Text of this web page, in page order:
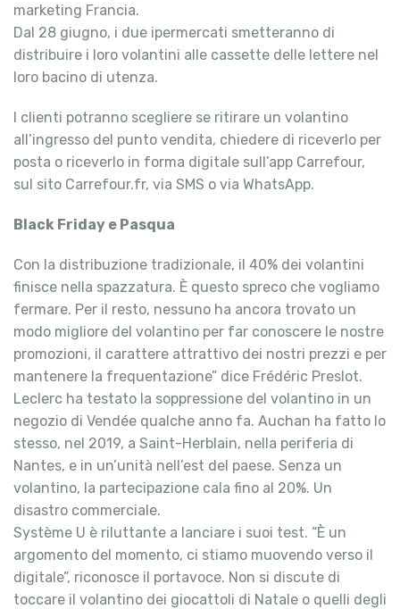
marketing Francia.
Dal 28 giugno, i due ipermercati smetteranno di
distribuire i loro volantini alle cassette delle lettere nel
loro bacino di utenza.
I clienti potranno scegliere se ritirare un volantino
all’ingresso del punto vendita, chiedere di riceverlo per
posta o riceverlo in forma digitale sull’app Carrefour,
sul sito Carrefour.fr, via SMS o via WhatsApp.
Black Friday e Pasqua
Con la distribuzione tradizionale, il 40% dei volantini
finisce nella spazzatura. È questo spreco che vogliamo
fermare. Per il resto, nessuno ha ancora trovato un
modo migliore del volantino per far conoscere le nostre
promozioni, il carattere attrattivo dei nostri prezzi e per
mantenere la frequentazione” dice Frédéric Preslot.
Leclerc ha testato la soppressione del volantino in un
negozio di Vendée qualche anno fa. Auchan ha fatto lo
stesso, nel 2019, a Saint-Herblain, nella periferia di
Nantes, e in un’unità nell’est del paese. Senza un
volantino, la partecipazione cala fino al 20%. Un
disastro commerciale.
Système U è riluttante a lanciare i suoi test. “È un
argomento del momento, ci stiamo muovendo verso il
digitale”, riconosce il portavoce. Non si discute di
toccare il volantino dei giocattoli di Natale o quelli degli